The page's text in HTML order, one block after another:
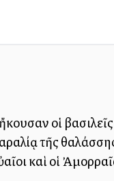
ἤκουσαν οἱ
τῆς
καὶ οἱ